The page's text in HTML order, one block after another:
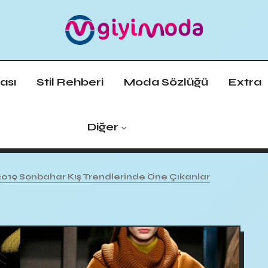
Stil Rehberi Moda Sözlüğü Extra
Diğer
Sonbahar Kış Trendlerinde Öne Çıkanlar